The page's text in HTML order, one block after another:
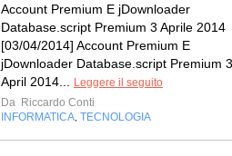
Account Premium E jDownloader
Database.script Premium 3 Aprile 2014
[03/04/2014] Account Premium E
jDownloader Database.script Premium 3
April 2014...
Leggere il seguito
Da Riccardo Conti
INFORMATICA TECNOLOGIA